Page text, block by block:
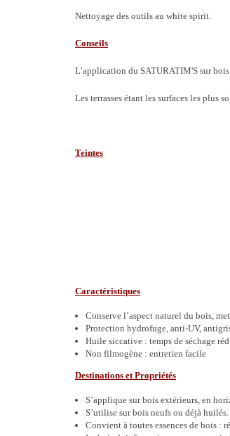
Nettoyage des outils au white spirit.
Conseils
L’application du SATURATIM'S sur
Les terrasses étant les surfaces les plus
Teintes
Caractéristiques
Conserve l’aspect naturel du bois,
Protection hydrofuge, anti-UV,
Huile siccative : temps de séchage
Non filmogène : entretien facile
Destinations et Propriétés
S’applique sur bois extérieurs, en
S’utilise sur bois neufs ou déjà
Convient à toutes essences de bois :